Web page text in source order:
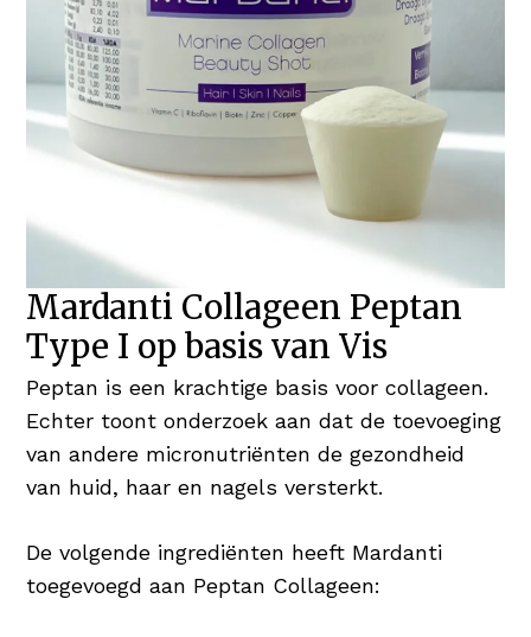
Mardanti Collageen Peptan
Type I op basis van Vis
Peptan is een krachtige basis voor collageen.
Echter toont onderzoek aan dat de toevoeging
van andere micronutriënten de gezondheid
van huid, haar en nagels versterkt.
De volgende ingrediënten heeft Mardanti
toegevoegd aan Peptan Collageen: